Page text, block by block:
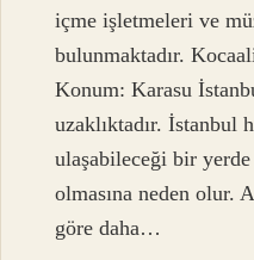
içme işletmeleri ve
bulunmaktadır.
Konum: Karasu
uzaklıktadır. İstanbul
ulaşabileceği bir
olmasına neden olur.
göre daha…